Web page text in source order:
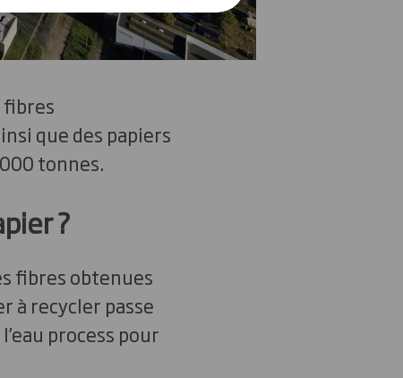
fibres
que des papiers
tonnes.
?
fibres obtenues
à recycler passe
process pour